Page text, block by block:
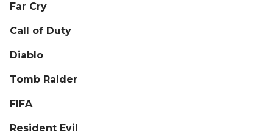
Far Cry
Call of Duty
Diablo
Tomb Raider
FIFA
Resident Evil